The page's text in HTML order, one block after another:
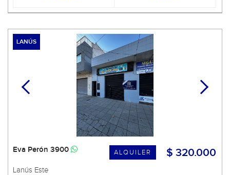
LANÚS
$ 320.000
ALQUILER
Eva Perón 3900
Lanús Este